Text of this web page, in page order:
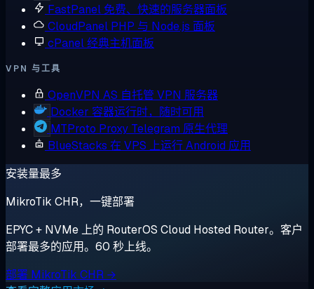
FastPanel 免费、快速的服务器面板
CloudPanel PHP 与 Node.js 面板
cPanel经典主机面板
VPN 与工具
OpenVPN AS 自托管 VPN 服务器
Docker 容器运行时，随时可用
MTProto Proxy Telegram 原生代理
BlueStacks 在 VPS 上运行 Android 应用
安装量最多
MikroTik CHR，一键部署
EPYC + NVMe 上的 RouterOS Cloud Hosted Router。客户
部署最多的应用。60 秒上线。
部署 MikroTik CHR →